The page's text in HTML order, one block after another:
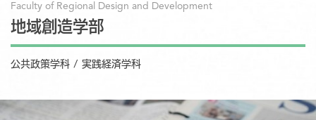
Faculty of Regional Design and Development
地域創造学部
公共政策学科 / 実践経済学科